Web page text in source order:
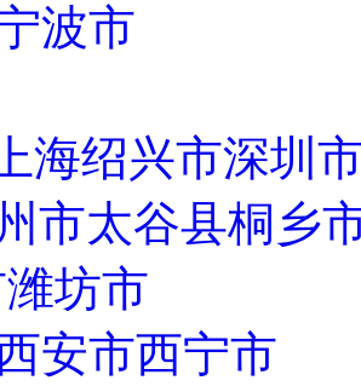
波市
上海绍兴市深圳
市太谷县桐乡
潍坊市
安市西宁市